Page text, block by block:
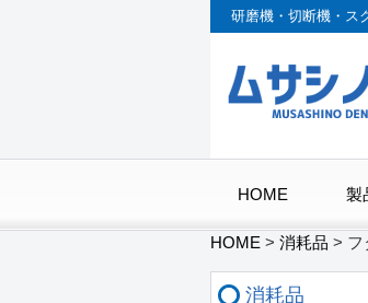
研磨機・切断機・ス
HOME 製
HOME > 消耗品 > フ
消耗品